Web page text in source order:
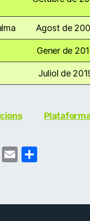
Agost de
Gener de
Juliol de
T E
l
p